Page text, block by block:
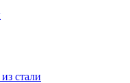
стали